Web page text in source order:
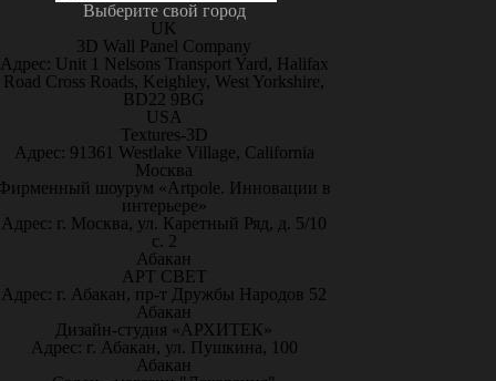
Выберите свой город
UK
3D Wall Panel Company
Адрес: Unit 1 Nelsons Transport Yard, Halifax
Road Cross Roads, Keighley, West Yorkshire,
BD22 9BG
USA
Textures-3D
Адрес: 91361 Westlake Village, California
Москва
шоурум «Artpole. Инновации в
интерьере»
Адрес: г. Москва, ул. Каретный Ряд, д. 5/10
с. 2
Абакан
АРТ СВЕТ
Адрес: г. Абакан, пр-т Дружбы Народов 52
Абакан
Дизайн-студия «АРХИТЕК»
Адрес: г. Абакан, ул. Пушкина, 100
Абакан